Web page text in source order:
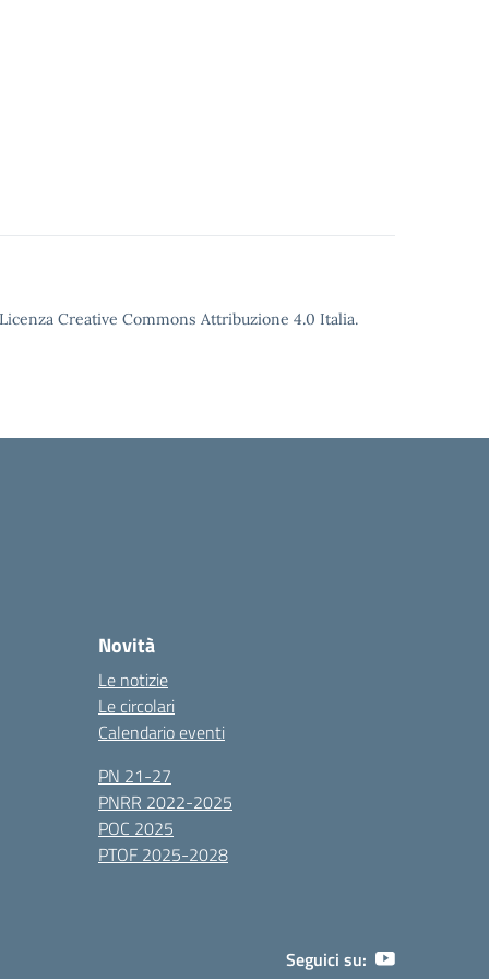
Creative Commons Attribuzione 4.0 Italia.
Novità
Le notizie
Le circolari
Calendario eventi
PN 21-27
PNRR 2022-2025
POC 2025
PTOF 2025-2028
Seguici su: